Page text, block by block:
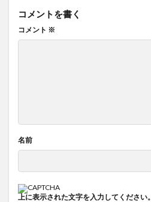
コメントを書く
コメント ※
名前
上に表示された文字を入力してください。